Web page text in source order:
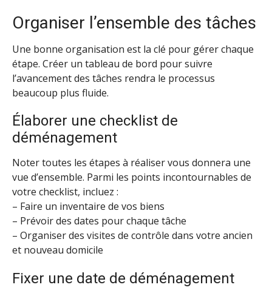
Organiser l’ensemble des tâches
Une bonne organisation est la clé pour gérer chaque
étape. Créer un tableau de bord pour suivre
l’avancement des tâches rendra le processus
beaucoup plus fluide.
Élaborer une checklist de
déménagement
Noter toutes les étapes à réaliser vous donnera une
vue d’ensemble. Parmi les points incontournables de
votre checklist, incluez :
– Faire un inventaire de vos biens
– Prévoir des dates pour chaque tâche
– Organiser des visites de contrôle dans votre ancien
et nouveau domicile
Fixer une date de déménagement